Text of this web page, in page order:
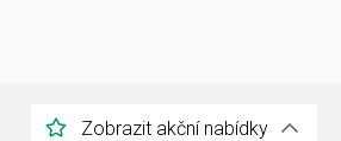
Zobrazit akční nabídky